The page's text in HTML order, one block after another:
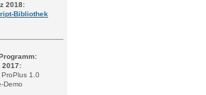
2018:
Bibliothek
2017:
ProPlus 1.0
Demo